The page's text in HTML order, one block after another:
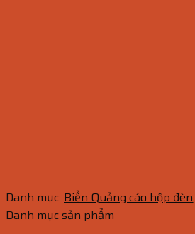
Danh mục: Biển Quảng cáo hộp đèn,
Danh mục sản phẩm